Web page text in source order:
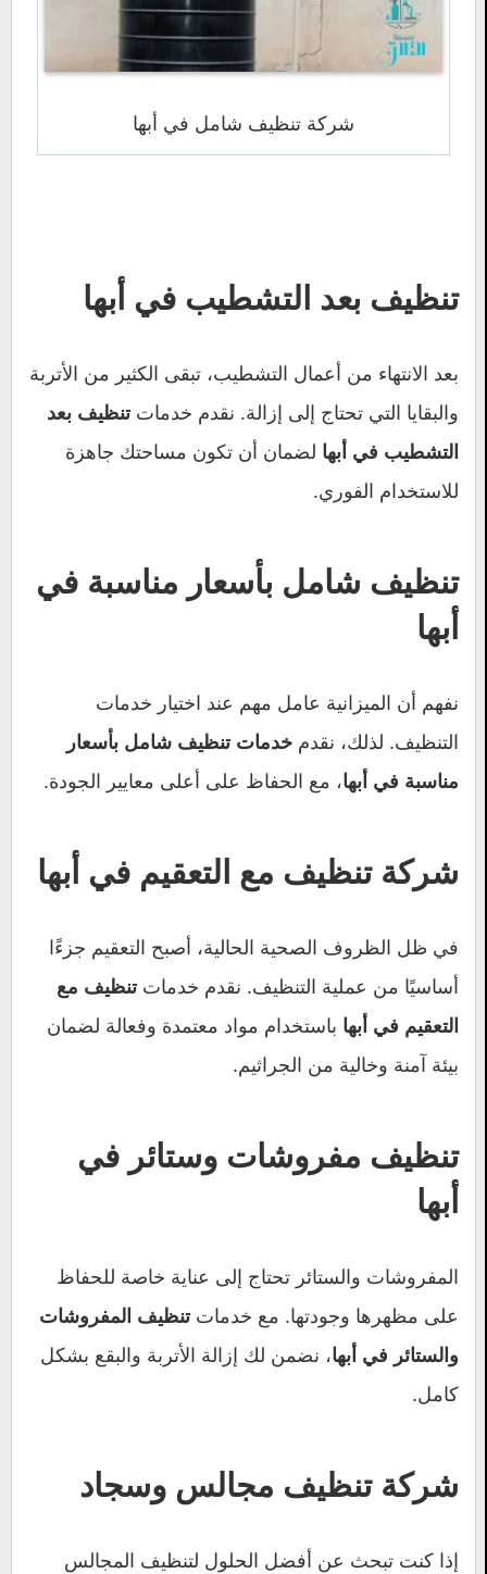
شركة تنظيف شامل في أبها
تنظيف بعد التشطيب في أبها
بعد الانتهاء من أعمال التشطيب، تبقى الكثير من الأتربة
والبقايا التي تحتاج إلى إزالة. نقدم خدماتتنظيف بعد
التشطيب في أبها لضمان أن تكون مساحتك جاهزة
للاستخدام الفوري.
تنظيف شامل بأسعار مناسبة في
أبها
نفهم أن الميزانية عامل مهم عند اختيار خدمات
التنظيف. لذلك، نقدم خدمات تنظيف شامل بأسعار
مناسبة في أبها، مع الحفاظ على أعلى معايير الجودة.
شركة تنظيف مع التعقيم في أبها
في ظل الظروف الصحية الحالية، أصبح التعقيم جزءًا
أساسيًا من عملية التنظيف. نقدم خدماتتنظيف مع
التعقيم في أبها باستخدام مواد معتمدة وفعالة لضمان
بيئة آمنة وخالية من الجراثيم.
تنظيف مفروشات وستائر في
أبها
المفروشات والستائر تحتاج إلى عناية خاصة للحفاظ
على مظهرها وجودتها. مع خدماتتنظيف المفروشات
والستائر في أبها، نضمن لك إزالة الأتربة والبقع بشكل
كامل.
شركة تنظيف مجالس وسجاد
إذا كنت تبحث عن أفضل الحلول لتنظيف المجالس